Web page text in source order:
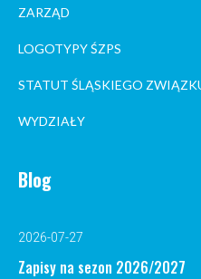
ZARZĄD
LOGOTYPY ŚZPS
STATUT ŚLĄSKIEGO
WYDZIAŁY
Blog
2026-07-27
Zapisy na sezon 2026/2027